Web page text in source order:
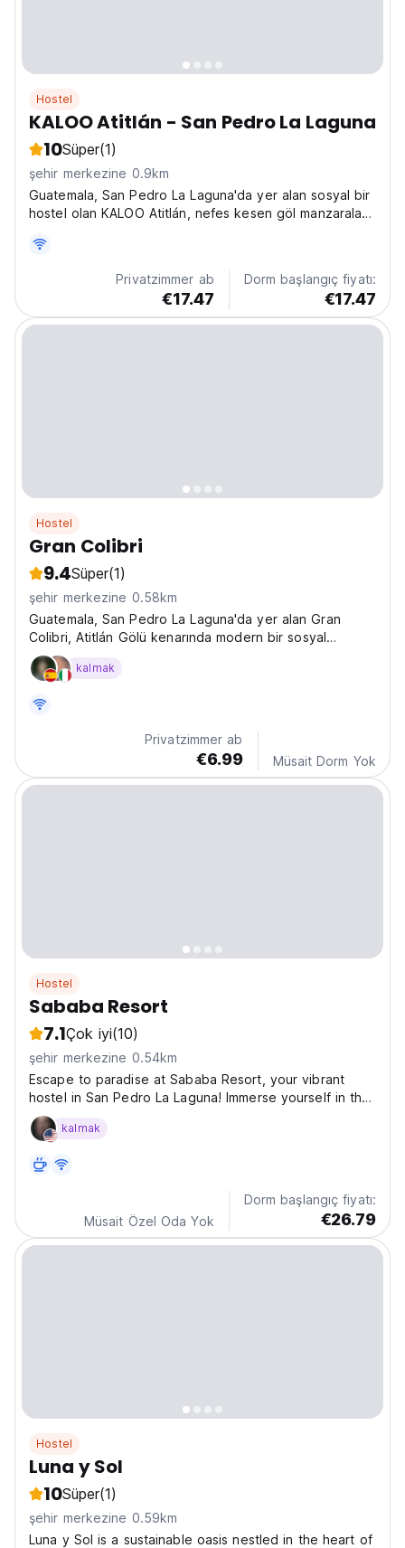
Hostel
KALOO Atitlán - San Pedro La Laguna
10Süper(1)
şehir merkezine 0.9km
Guatemala, San Pedro La Laguna'da yer alan sosyal bir
hostel olan KALOO Atitlán, nefes kesen göl manzaraları
mükemmel, yanardağ yürüyüşleri, kano gezileri ve
turlarla Atitlán Gölü'nü keşfedin. (Auto-translated...
Privatzimmer ab
€17.47
Dorm başlangıç fiyatı:
€17.47
Hostel
Gran Colibri
9.4Süper(1)
şehir merkezine 0.58km
Guatemala, San Pedro La Laguna'da yer alan Gran
Colibri, Atitlán Gölü kenarında modern bir sosyal
hosteldir. Kaşifler ve sosyal gezginler için mükemmel
olup, Guatemala'daki macera ve kültürel etkileşim için
kalmak
Privatzimmer ab
€6.99 Müsait Dorm Yok
Hostel
Sababa Resort
7.1Çok iyi(10)
şehir merkezine 0.54km
Escape to paradise at Sababa Resort, your vibrant
hostel in San Pedro La Laguna! Immerse yourself in the
beauty of Guatemala while enjoying a cosy and
modern atmosphere. Sababa Resort is much more than
travellers...
kalmak
Müsait Özel Oda Yok
Dorm başlangıç fiyatı:
€26.79
Hostel
Luna y Sol
10Süper(1)
şehir merkezine 0.59km
Luna y Sol is a sustainable oasis nestled in the heart of